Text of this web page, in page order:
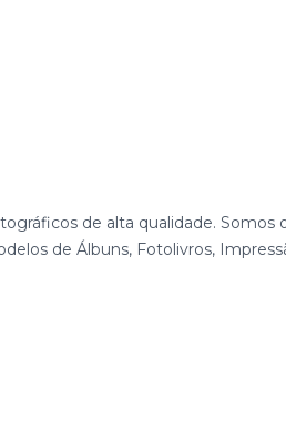
de alta qualidade.
de Álbuns, Fotolivros,